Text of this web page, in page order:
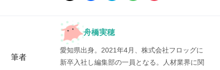
筆者
舟橋実穂
愛知県出身。2021年4月、株式会社フロッグに
新卒入社し編集部の一員となる。人材業界に関